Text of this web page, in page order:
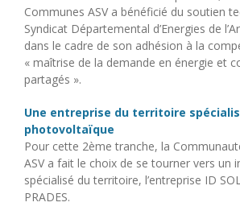
Communes ASV a bénéficié du soutien
Syndicat Départemental d’Energies de
dans le cadre de son adhésion à la
« maîtrise de la demande en énergie et
partagés ».
Une entreprise du territoire
photovoltaïque
Pour cette 2ème tranche, la
ASV a fait le choix de se tourner vers un
spécialisé du territoire, l’entreprise ID
PRADES.